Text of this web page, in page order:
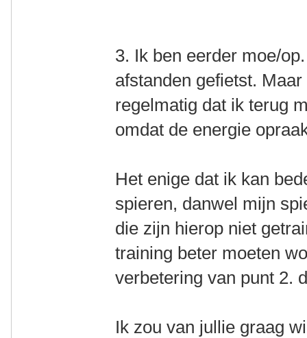
3. Ik ben eerder moe/
afstanden gefietst.
regelmatig dat ik terug
omdat de energie
Het enige dat ik kan
spieren, danwel mijn
die zijn hierop niet
training beter moeten
verbetering van punt 2.
Ik zou van jullie graag